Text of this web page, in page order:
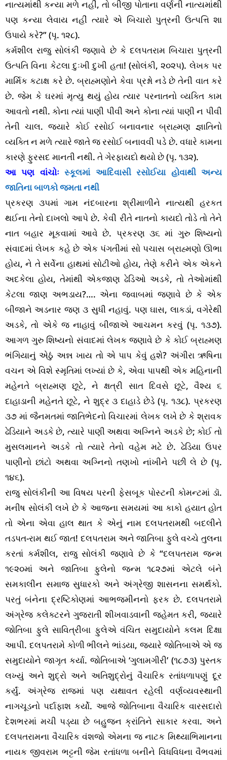
નાત્યમાંથી કન્યા મળે નહીં, તો બીજી પોતાના વર્ણની નાત્યમાંથી
પણ કન્યા લેવાય નહીં ત્યારે એ બિચારો પુત્રની ઉત્પત્તિ શા
ઉપાયે કરે?” (પૃ. ૧૨૮).
કર્મશીલ રાજુ સોલંકી જણાવે છે કે દલપતરામ બિચારા પુત્રની
ઉત્પતિ વિના કેટલા દુઃખી દુખી હતા! (સોલંકી, ૨૦૨૫). લેખક પર
માર્મિક કટાક્ષ કરે છે. બ્રાહ્મણોને કેવા પ્રશ્નો નડે છે તેની વાત કરે
છે. જેમ કે ઘરમાં મૃત્યુ થયું હોય ત્યાર પરનાતનો વ્યક્તિ કામ
આવતો નથી. કોના ત્યાં પાણી પીવી અને કોના ત્યાં પાણી ન પીવી
તેની ચાલ. જ્યારે કોઈ રસોઈ બનાવનાર બ્રાહ્મણ જ્ઞાતિનો
વ્યક્તિ ન મળે ત્યારે જાતે જ રસોઈ બનાવવી પડે છે. વધારે કામના
કારણે ફુરસદ માનતી નથી. તે ગેરફાયદો થયો છે (પૃ. ૧૩૨).
આ પણ વાંચોઃસ્કૂલમાં આદિવાસી રસોઈયા હોવાથી અન્ય
જાતિના બાળકો જમતા નથી
પ્રકરણ ૩૫માં ગામ નંદબારના શ્રીમાળીને નાત્યથી હરકત
થઈના તેનો દાખલો આપે છે. કેવી રીતે નાતનો કાયદો તોડે તો તેને
નાત બહાર મૂકવામાં આવે છે. પ્રકરણ ૩૬ માં ગુરુ શિષ્યનો
સંવાદમાં લેખક કહે છે એક પંગતીમાં સો પચાસ બ્રાહ્મણો ઊભા
હોય, ને તે સર્વેના હાથમાં સોટીઓ હોય, તેણે કરીને એક એકને
અદકેલા હોય, તેમાંથી એકજાણ ઢેડિઓ અડકે, તો તેઓમાંથી
કેટલા જાણ અભડાય?…. એના જવાબમાં જણાવે છે કે એક
બીજાને અડનાર જણ ૩ સુધી નહાવું. પણ ઘાસ, લાકડાં, વગેરેથી
અડકે, તો એકે જ નાહાવું બીજાએ આચમન કરવું (પૃ. ૧૩૭).
આગળ ગુરુ શિષ્યનો સંવાદમાં લેખક જણાવે છે કે કોઈ બ્રાહ્મણ
ભંગિયાનું એઠું અન્ન ખાય તો એ પાપ કેવું હશે? અંગીરા ઋષિના
વચન એ વિશે સ્મૃતિમાં લખ્યાં છે કે, એવા પાપથી એક મહિનાની
મહેનતે બ્રાહ્મણ છૂટે, ને ક્ષત્રી સાત દિવસે છૂટે, વૈશ્ય ૬
દાહાડાની મહેનતે છૂટે, ને શુદ્ર ૩ દાહાડે છેડે (પૃ. ૧૩૮). પ્રકરણ
૩૭ માં જૈનમતમાં જાતિભેદનો વિચારમાં લેખક લખે છે કે શ્રાવક
ઢેડિયાને અડકે છે, ત્યારે પાણી અથવા અગ્નિને અડકે છે; કોઈ તો
મુસલમાનને અડકે તો ત્યારે તેનો વહેમ મટે છે. ઢેડિયા ઉપર
પાણીનો છાંટો અથવા અગ્નિનો તણખો નાંખીને પછી લે છે (પૃ.
૧૪૬).
રાજુ સોલંકીની આ વિષય પરની ફેસબૂક પોસ્ટની કોમન્ટમાં ડૉ.
મનીષ સોલંકી લખે છે કે આજના સમયમાં આ કાકો હયાત હોત
તો એના એવા હાલ થાત કે એનું નામ દલપતરામથી બદલીને
તડપત-રામ થઈ જાત! દલપતરામ અને જાતિબા ફુલે વચ્ચે તુલના
કરતાં કર્મશીલ, રાજુ સોલંકી જણાવે છે કે “દલપતરામ જન્મ
૧૯૨૦માં અને જાતિબા ફુલેનો જન્મ ૧૮૨૭માં એટલે બંને
સમકાલીન સમાજ સુધારકો અને અંગ્રેજી શાસનના સમર્થકો.
પરતું બંનેના દ્રષ્ટિકોણમાં આભજમીનનો ફરક છે. દલપતરામે
અંગ્રેજ કલેક્ટરને ગુજરાતી શીખવાડવાની જહેમત કરી, જ્યારે
જોતિબા ફુલે સાવિત્રીબા ફુલેએ વંચિત સમુદાયોને કલમ દિક્ષા
આપી. દલપતરામે કોળી ભીલને ભાંડયા, જ્યારે જોતિબાએ એ જ
સમુદાયોને જાગૃત કર્યા. જોતિબાએ ‘ગુલામગીરી’ (૧૮૭૩) પુસ્તક
લખ્યું અને શુદ્રો અને અતિશુદ્રોનું વૈચારિક રતાંધળાપણું દૂર
કર્યું. અંગ્રેજ રાજમાં પણ યથાવત રહેલી વર્ણવ્યવસ્થાની
નાગચૂડનો પર્દાફાશ કર્યો. આજે જોતિબાના વૈચારિક વારસદારો
દેશભરમાં મચી પડ્યા છે બહુજન ક્રાંતિને સાકાર કરવા. અને
દલપતરામના વૈચારિક વંશજો એમના જ નાટક મિથ્યાભિમાનના
નાયક જીવરામ ભટ્ટની જેમ રતાંધળા બનીને વિધવિધના વૈભવમાં